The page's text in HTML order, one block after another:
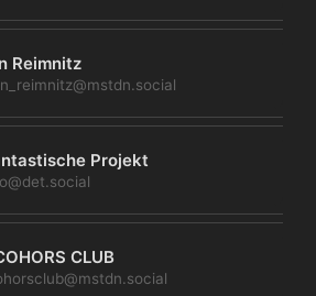
Reimnitz
Projekt
CLUB